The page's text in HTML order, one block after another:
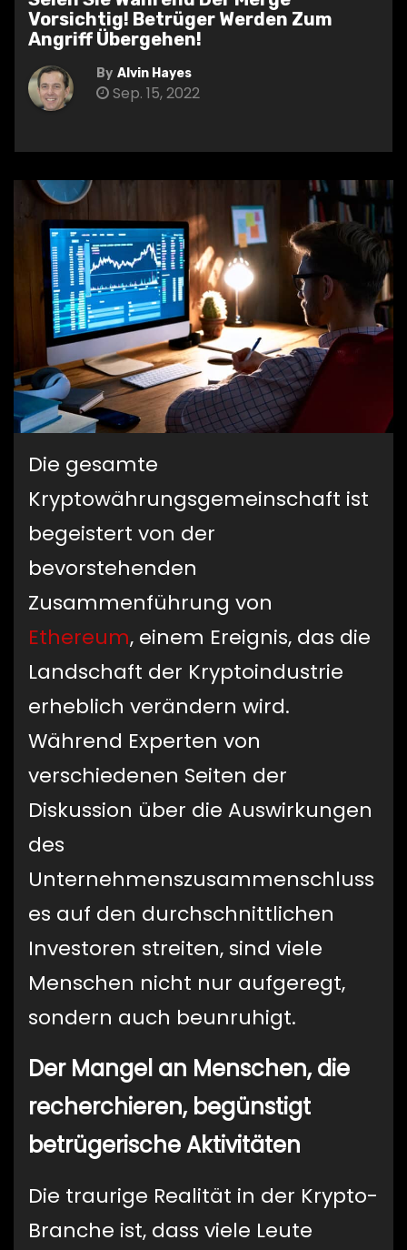
Vorsichtig! Betrüger Werden Zum
Angriff Übergehen!
By Alvin Hayes
Sep. 15, 2022
Die gesamte
Kryptowährungsgemeinschaft ist
begeistert von der
bevorstehenden
Zusammenführung von
Ethereum, einem Ereignis, das die
Landschaft der Kryptoindustrie
erheblich verändern wird.
Während Experten von
verschiedenen Seiten der
Diskussion über die Auswirkungen
des
Unternehmenszusammenschluss
es auf den durchschnittlichen
Investoren streiten, sind viele
Menschen nicht nur aufgeregt,
sondern auch beunruhigt.
Der Mangel an Menschen, die
recherchieren, begünstigt
betrügerische Aktivitäten
Die traurige Realität in der Krypto-
Branche ist, dass viele Leute